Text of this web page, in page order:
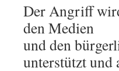
Der Angriff
den Medien
und den
unterstützt und